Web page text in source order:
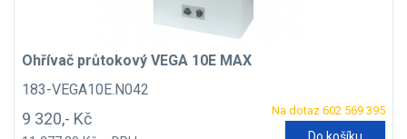
Ohřívač průtokový VEGA 10E MAX
183-VEGA10E.N042
Na dotaz 602 569 395
9 320,- Kč